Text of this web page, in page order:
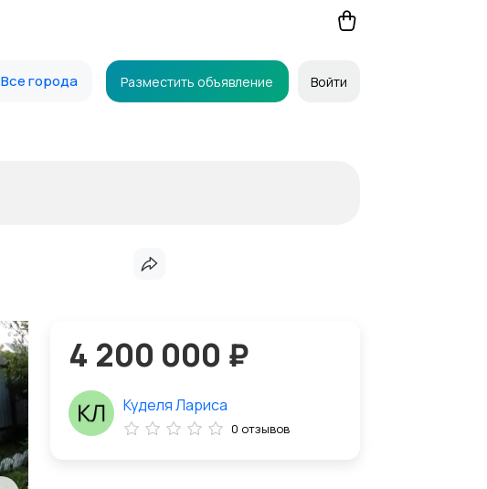
Все города Разместить объявление Войти
4 200 000 ₽
Куделя Лариса
0 отзывов